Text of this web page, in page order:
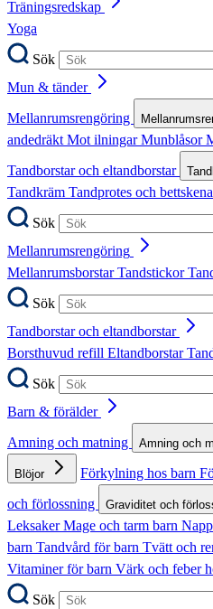
Träningsredskap
Yoga
Sök
Mun & tänder
Mellanrumsrengöring
andedräktMot ilningarMunblåsor
Tandborstar och eltandborstar
Tandkräm Tandprotes och bettskena
Sök
Mellanrumsrengöring
MellanrumsborstarTandstickor
Sök
Tandborstar och eltandborstar
Borsthuvud refill Eltandborstar
Sök
Barn & förälder
Amning och matning
Amning och
Blöjor Förkylning hos barn
och förlossning
Graviditet och
LeksakerMage och tarm barn
barn Tandvård för barn Tvätt och
Vitaminer för barn Värk och feber
Sök